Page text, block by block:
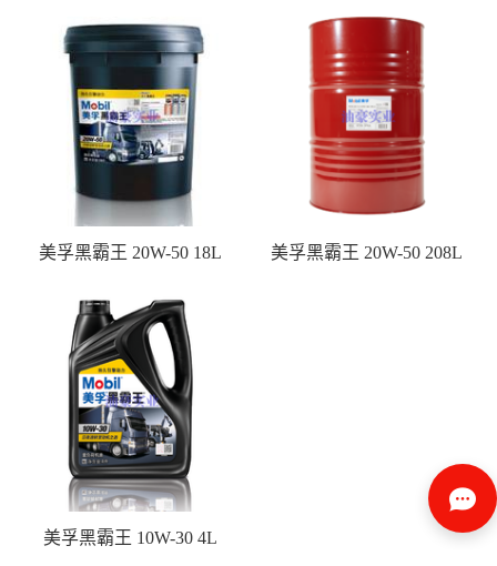
美孚黑霸王 20W-50 18L 美孚黑霸王 20W-50 208L
美孚黑霸王 10W-30 4L